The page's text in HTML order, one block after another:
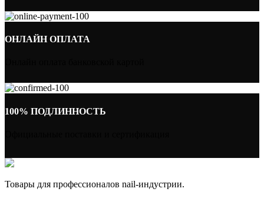
ОНЛАЙН ОПЛАТА
100% ПОДЛИННОСТЬ
Товары для профессионалов nail-индустрии.